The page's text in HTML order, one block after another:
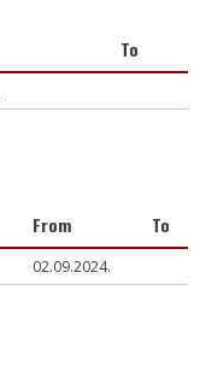
To
From To
02.09.2024.